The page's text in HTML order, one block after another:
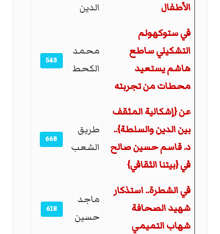
الأطفال
الدين
في ستوكهولم
التشكيلي ساطع
هاشم يستعيد
محطات من تجربته
محمد
الكحط
543
عن {إشكالية المثقف
بين الدين والسلطة}..
د. قاسم حسين صالح
في {بيتنا الثقافي}
طريق
الشعب
668
في الشطرة.. استذكار
شهيد الصحافة
شهاب التميمي
ماجد
حسين
618